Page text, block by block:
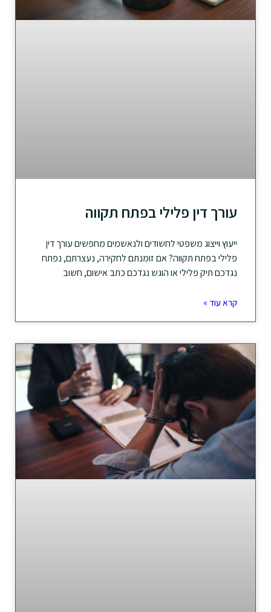
עורך דין פלילי בפתח תקווה
ייעוץ וייצוג משפטי לחשודים ולנאשמים מחפשים עורך דין
פלילי בפתח תקווה? אם זומנתם לחקירה, נעצרתם, נפתח
נגדכם תיק פלילי או הוגש נגדכם כתב אישום, חשוב
קרא עוד »